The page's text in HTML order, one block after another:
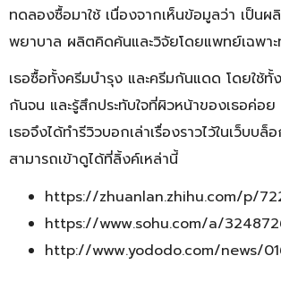
ทดลองซื้อมาใช้ เนื่องจากเห็นข้อมูลว่า เป็น
พยาบาล ผลิตคิดค้นและวิจัยโดยแพทย์เฉพา
เธอซื้อทั้งครีมบำรุง และครีมกันแดด โดยใช้
กันจน และรู้สึกประทับใจที่ผิวหน้าของเธอค่อ
เธอจึงได้ทำรีวิวบอกเล่าเรื่องราวไว้ในเว็บบ
สามารถเข้าดูได้ที่ลิ้งค์เหล่านี้
https://zhuanlan.zhihu.com/p/
https://www.sohu.com/a/
http://www.yododo.com/news/